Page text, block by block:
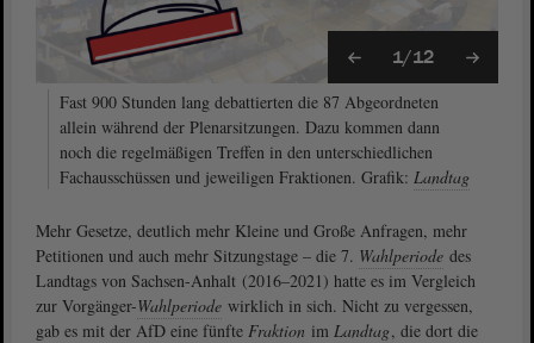
1/12
Fast 900 Stunden lang debattierten die 87 Abgeordneten
allein während der Plenarsitzungen. Dazu kommen dann
noch die regelmäßigen Treffen in den unterschiedlichen
Fachausschüssen und jeweiligen Fraktionen. Grafik: Landtag
Mehr Gesetze, deutlich mehr Kleine und Große Anfragen, mehr
Petitionen und auch mehr Sitzungstage – die 7. Wahlperiode des
Landtags von Sachsen-Anhalt (2016–2021) hatte es im Vergleich
zur Vorgänger-Wahlperiode wirklich in sich. Nicht zu vergessen,
gab es mit der AfD eine fünfte Fraktion im Landtag, die dort die